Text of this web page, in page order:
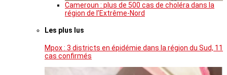
Cameroun : plus de 500 cas de choléra dans la
région de l’Extrême-Nord
Les plus lus
Mpox : 3 districts en épidémie dans la région du Sud, 11
cas confirmés